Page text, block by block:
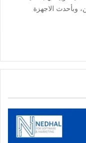
وبأحدث الاجهزة